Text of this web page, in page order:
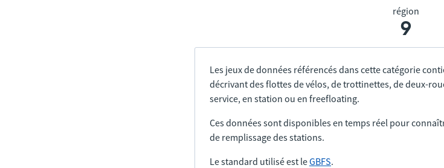
région
9
Les jeux de données référencés dans cette catégorie
décrivant des flottes de vélos, de trottinettes, de deux-
service, en station ou en freefloating.
Ces données sont disponibles en temps réel pour
de remplissage des stations.
Le standard utilisé est leGBFS.